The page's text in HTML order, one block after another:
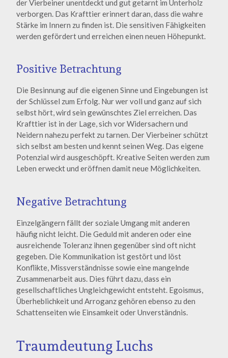
der Vierbeiner unentdeckt und gut getarnt im Unterholz
verborgen. Das Krafttier erinnert daran, dass die wahre
Stärke im Innern zu finden ist. Die sensitiven Fähigkeiten
werden gefördert und erreichen einen neuen Höhepunkt.
Positive Betrachtung
Die Besinnung auf die eigenen Sinne und Eingebungen ist
der Schlüssel zum Erfolg. Nur wer voll und ganz auf sich
selbst hört, wird sein gewünschtes Ziel erreichen. Das
Krafttier ist in der Lage, sich vor Widersachern und
Neidern nahezu perfekt zu tarnen. Der Vierbeiner schützt
sich selbst am besten und kennt seinen Weg. Das eigene
Potenzial wird ausgeschöpft. Kreative Seiten werden zum
Leben erweckt und eröffnen damit neue Möglichkeiten.
Negative Betrachtung
Einzelgängern fällt der soziale Umgang mit anderen
häufig nicht leicht. Die Geduld mit anderen oder eine
ausreichende Toleranz ihnen gegenüber sind oft nicht
gegeben. Die Kommunikation ist gestört und löst
Konflikte, Missverständnisse sowie eine mangelnde
Zusammenarbeit aus. Dies führt dazu, dass ein
gesellschaftliches Ungleichgewicht entsteht. Egoismus,
Überheblichkeit und Arroganz gehören ebenso zu den
Schattenseiten wie Einsamkeit oder Unverständnis.
Traumdeutung Luchs